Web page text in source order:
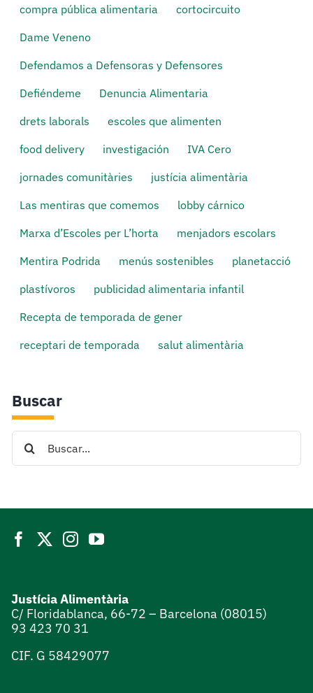
compra pública alimentaria
cortocircuito
Dame Veneno
Defendamos a Defensoras y Defensores
Defiéndeme
Denuncia Alimentaria
drets laborals
escoles que alimenten
food delivery
investigación
IVA Cero
jornades comunitàries
justícia alimentària
Las mentiras que comemos
lobby cárnico
Marxa d’Escoles per L’horta
menjadors escolars
Mentira Podrida
menús sostenibles
planetacció
plastívoros
publicidad alimentaria infantil
Recepta de temporada de gener
receptari de temporada
salut alimentària
Buscar
Search
for:
Justícia Alimentària
C/ Floridablanca, 66-72 – Barcelona (08015)
93 423 70 31
CIF. G 58429077